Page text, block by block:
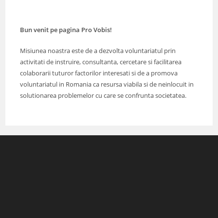
Bun venit pe pagina Pro Vobis!
Misiunea noastra este de a dezvolta voluntariatul prin
activitati de instruire, consultanta, cercetare si facilitarea
colaborarii tuturor factorilor interesati si de a promova
voluntariatul in Romania ca resursa viabila si de neinlocuit in
solutionarea problemelor cu care se confrunta societatea.